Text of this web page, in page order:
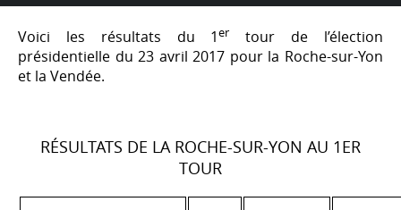
Voici les résultats du 1er
tour de l’élection
présidentielle du 23 avril 2017 pour la Roche-sur-Yon
et la Vendée.
RÉSULTATS DE LA ROCHE-SUR-YON AU 1ER
TOUR